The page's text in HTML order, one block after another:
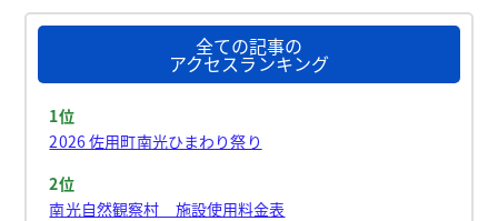
全ての記事の
アクセスランキング
1位
2026 佐用町南光ひまわり祭り
2位
南光自然観察村 施設使用料金表